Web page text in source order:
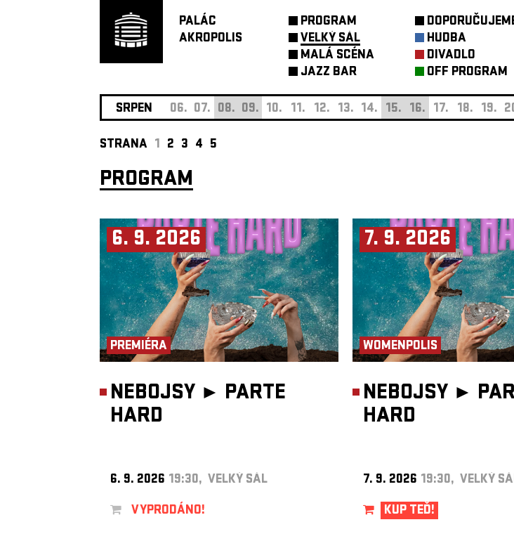
PALÁC
AKROPOLIS
PROGRAM
VELKÝ SÁL
MALÁ SCÉNA
JAZZ BAR
HUDBA
DIVADLO
OFF PROGRAM
SRPEN 06. 07. 08. 09. 10. 11. 12. 13. 14. 15. 16. 17. 18. 19.
STRANA 1 2 3 4 5
PROGRAM
6. 9. 2026
PREMIÉRA
NEBOJSY ► PARTE
HARD
6. 9. 2026 19:30, VELKÝ SÁL
VYPRODÁNO!
7. 9. 2026
WOMENPOLIS
NEBOJSY ►
HARD
7. 9. 2026 19:30, VELKÝ
KUP TEĎ!